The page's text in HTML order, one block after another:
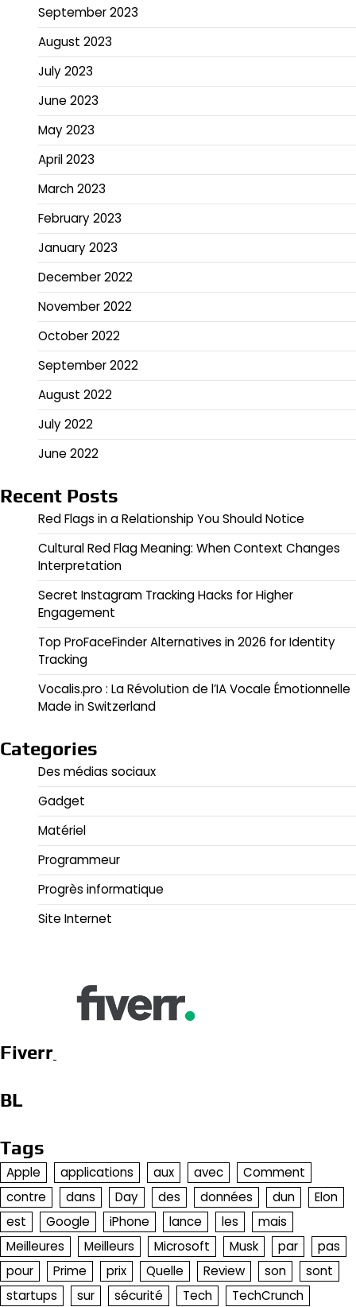
September 2023
August 2023
July 2023
June 2023
May 2023
April 2023
March 2023
February 2023
January 2023
December 2022
November 2022
October 2022
September 2022
August 2022
July 2022
June 2022
Recent Posts
Red Flags in a Relationship You Should Notice
Cultural Red Flag Meaning: When Context Changes
Interpretation
Secret Instagram Tracking Hacks for Higher
Engagement
Top ProFaceFinder Alternatives in 2026 for Identity
Tracking
Vocalis.pro : La Révolution de l’IA Vocale Émotionnelle
Made in Switzerland
Categories
Des médias sociaux
Gadget
Matériel
Programmeur
Progrès informatique
Site Internet
Fiverr
BL
Tags
Apple applications aux avec
Comment
contre
dans Day des données dun
Elon
est
Google iPhone lance les
mais
Meilleures
Meilleurs Microsoft Musk par
pas
pour
Prime prix Quelle Review son
sont
startups
sur sécurité Tech TechCrunch